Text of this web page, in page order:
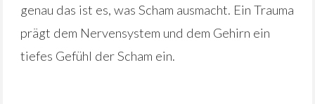
genau das ist es, was Scham ausmacht. Ein Trauma
prägt dem Nervensystem und dem Gehirn ein
tiefes Gefühl der Scham ein.